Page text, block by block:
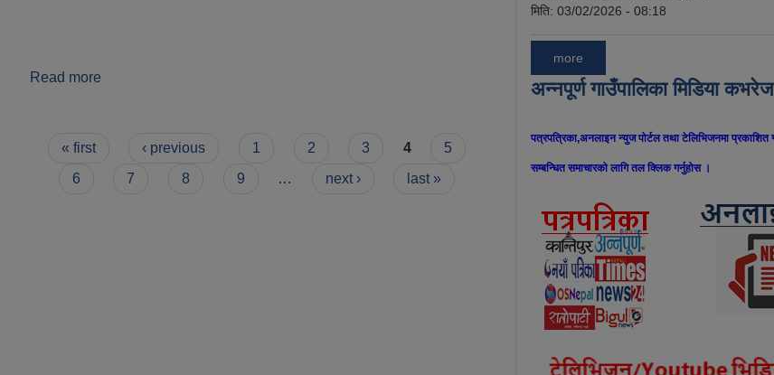
Read more
Pages
« first ‹ previous 1 2 3 4
5
6
7 8 9 … next › last »
मिति: 03/02/2026 - 08:18
more
अन्नपूर्ण गाउँपालिका मिडिया कभरेज
पत्रपत्रिका,अनलाइन न्युज पोर्टल तथा टेलिभिजनमा प्रकाशित
सम्बन्धित समाचारको लागि तल क्लिक गर्नुहोस ।